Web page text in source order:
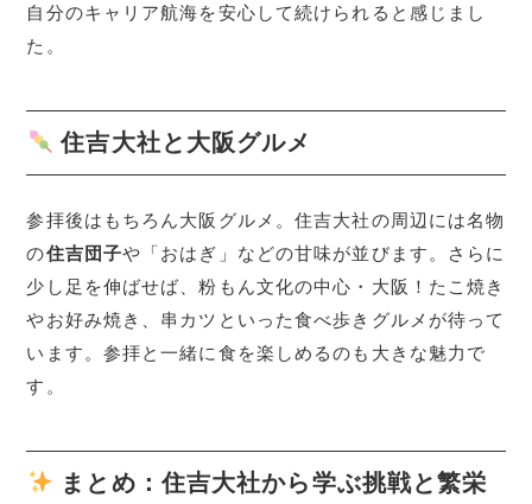
自分のキャリア航海を安心して続けられると感じまし
た。
住吉大社と大阪グルメ
参拝後はもちろん大阪グルメ。住吉大社の周辺には名物
の住吉団子や「おはぎ」などの甘味が並びます。さらに
少し足を伸ばせば、粉もん文化の中心・大阪！たこ焼き
やお好み焼き、串カツといった食べ歩きグルメが待って
います。参拝と一緒に食を楽しめるのも大きな魅力で
す。
まとめ：住吉大社から学ぶ挑戦と繁栄